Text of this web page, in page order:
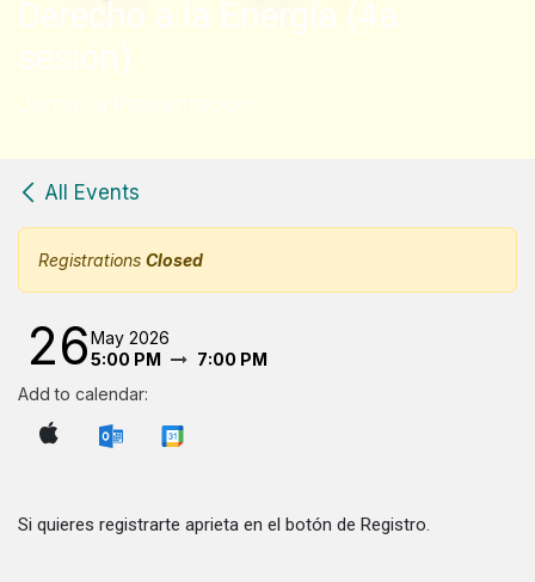
Derecho a la Energía (4a
sesión)
Jornada Presentación
All Events
Registrations Closed
26May 2026
5:00 PM
7:00 PM
Add to calendar:
Si quieres registrarte aprieta en el botón de Registro.